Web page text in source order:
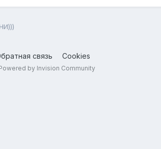
связь Cookies
by Invision Community